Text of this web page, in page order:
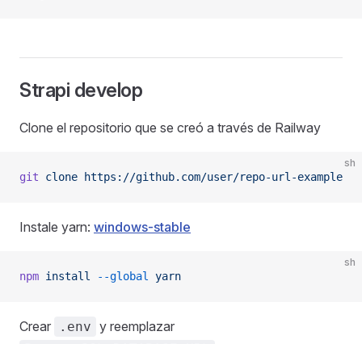
Strapi develop
Clone el repositorio que se creó a través de Railway
sh
git clone https://github.com/user/repo-url-example
Instale yarn: windows-stable
sh
npm install --global yarn
Crear .env y reemplazar